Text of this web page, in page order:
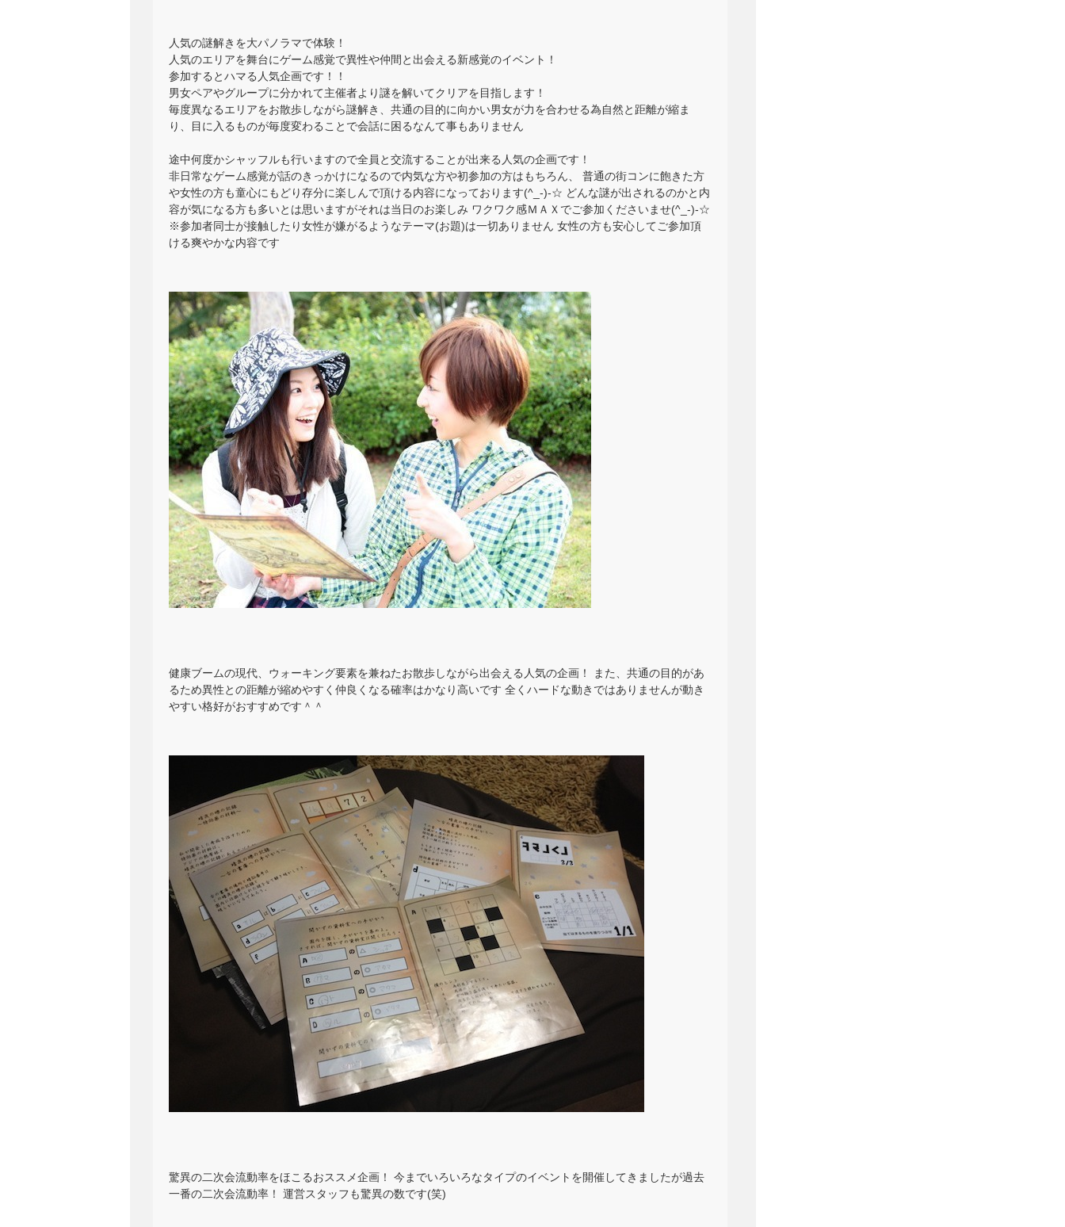
人気の謎解きを大パノラマで体験！
人気のエリアを舞台にゲーム感覚で異性や仲間と出会える新感覚のイベント！
参加するとハマる人気企画です！！
男女ペアやグループに分かれて主催者より謎を解いてクリアを目指します！
毎度異なるエリアをお散歩しながら謎解き、共通の目的に向かい男女が力を合わせる為自然と距離が縮ま
り、目に入るものが毎度変わることで会話に困るなんて事もありません
途中何度かシャッフルも行いますので全員と交流することが出来る人気の企画です！
非日常なゲーム感覚が話のきっかけになるので内気な方や初参加の方はもちろん、 普通の街コンに飽きた方
や女性の方も童心にもどり存分に楽しんで頂ける内容になっております(^_-)-☆ どんな謎が出されるのかと内
容が気になる方も多いとは思いますがそれは当日のお楽しみ ワクワク感ＭＡＸでご参加くださいませ(^_-)-☆
※参加者同士が接触したり女性が嫌がるようなテーマ(お題)は一切ありません 女性の方も安心してご参加頂
ける爽やかな内容です
健康ブームの現代、ウォーキング要素を兼ねたお散歩しながら出会える人気の企画！ また、共通の目的があ
るため異性との距離が縮めやすく仲良くなる確率はかなり高いです 全くハードな動きではありませんが動き
やすい格好がおすすめです＾＾
驚異の二次会流動率をほこるおススメ企画！ 今までいろいろなタイプのイベントを開催してきましたが過去
一番の二次会流動率！ 運営スタッフも驚異の数です(笑)